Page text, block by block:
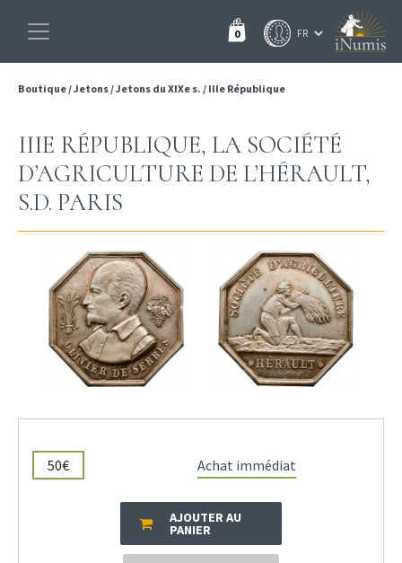
0
Boutique/Jetons/Jetons du XIXe s. / IIIe République
IIIE RÉPUBLIQUE, LA SOCIÉTÉ
D’AGRICULTURE DE L’HÉRAULT,
S.D. PARIS
50€ Achat immédiat
AJOUTER AU
PANIER